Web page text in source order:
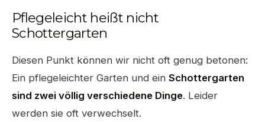
Pflegeleicht heißt nicht
Schottergarten
Diesen Punkt können wir nicht oft genug betonen:
Ein pflegeleichter Garten und ein Schottergarten
sind zwei völlig verschiedene Dinge. Leider
werden sie oft verwechselt.